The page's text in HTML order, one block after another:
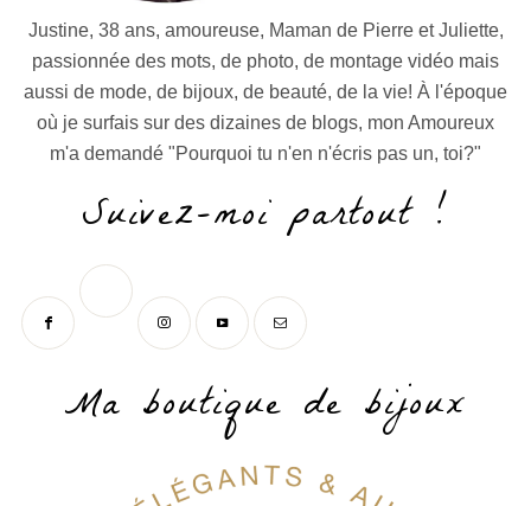
Justine, 38 ans, amoureuse, Maman de Pierre et Juliette,
passionnée des mots, de photo, de montage vidéo mais
aussi de mode, de bijoux, de beauté, de la vie! À l'époque
où je surfais sur des dizaines de blogs, mon Amoureux
m'a demandé "Pourquoi tu n'en n'écris pas un, toi?"
Suivez-moi partout !
Ma boutique de bijoux